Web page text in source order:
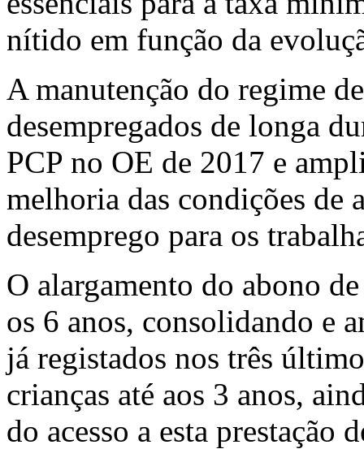
nítido em função da
A manutenção do regime
desempregados de longa
PCP no OE de 2017 e
melhoria das condições de
desemprego para os
O alargamento do abono
os 6 anos, consolidando e
já registados nos três
crianças até aos 3 anos,
do acesso a esta prestação